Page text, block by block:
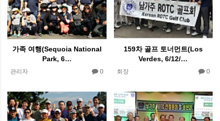
가족 여행(Sequoia National
Park, 6…
관리자 0
159차 골프 토너먼트(Los
Verdes, 6/12/…
회장 0